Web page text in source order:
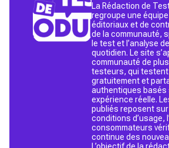
La Rédaction de
regroupe une équipe
éditoriaux et de
de la communauté,
le test et l’analyse
quotidien. Le site
communauté de
testeurs, qui
gratuitement et
authentiques basés
expérience réelle.
publiés reposent
conditions d’usage,
consommateurs
continue des
L’objectif de la